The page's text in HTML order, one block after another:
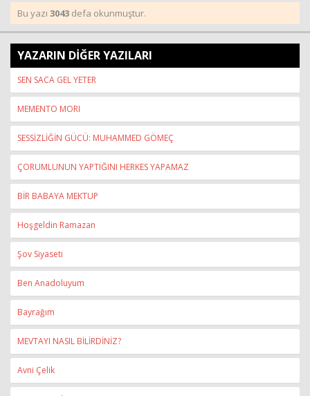
Bu yazı 3043 defa okunmuştur.
YAZARIN DİĞER YAZILARI
SEN SACA GEL YETER
MEMENTO MORI
SESSİZLİĞİN GÜCÜ: MUHAMMED GÖMEÇ
ÇORUMLUNUN YAPTIĞINI HERKES YAPAMAZ
BİR BABAYA MEKTUP
Hoşgeldin Ramazan
Şov Siyaseti
Ben Anadoluyum
Bayrağım
MEVTAYI NASIL BİLİRDİNİZ?
Avni Çelik